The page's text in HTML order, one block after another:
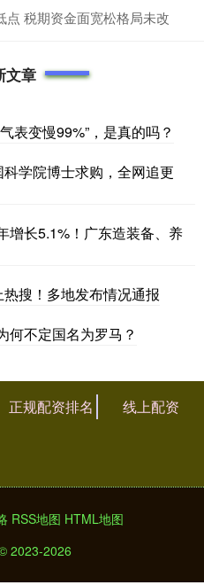
税期资金面宽松格局未改
文章
表变慢99%”，是真的吗？
科学院博士求购，全网追更
增长5.1%！广东造装备、养
热搜！多地发布情况通报
何不定国名为罗马？
正规配资排名 线上配资
RSS地图 HTML地图
2023-2026